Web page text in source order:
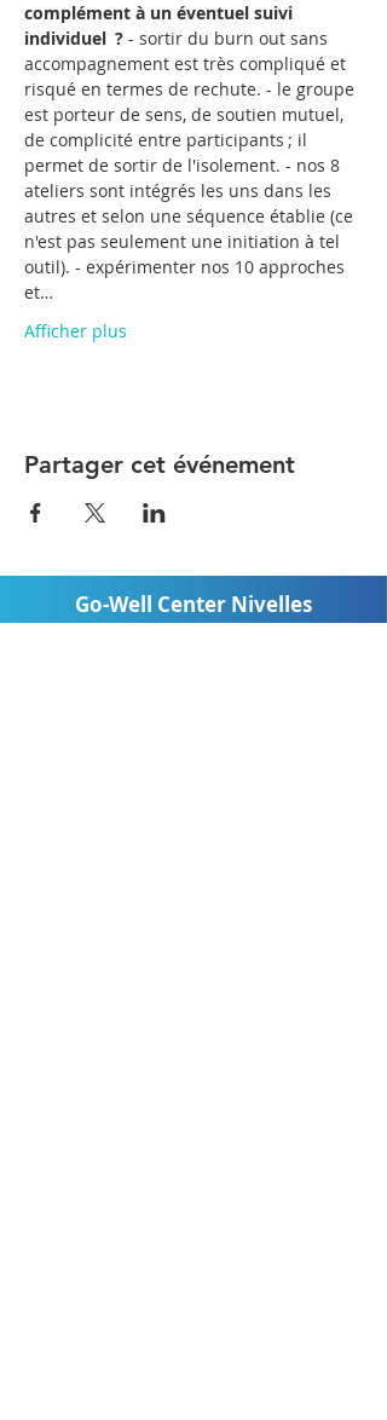
complément à un éventuel suivi
individuel  ? - sortir du burn out sans
accompagnement est très compliqué et
risqué en termes de rechute. - le groupe
est porteur de sens, de soutien mutuel,
de complicité entre participants ; il
permet de sortir de l'isolement. - nos 8
ateliers sont intégrés les uns dans les
autres et selon une séquence établie (ce
n'est pas seulement une initiation à tel
outil). - expérimenter nos 10 approches
et…
Afficher plus
Partager cet événement
Go-Well Center Nivelles